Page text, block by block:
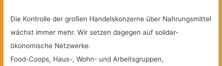
Die Kontrolle der großen Handelskonzerne über Nahrungsmittel
wächst immer mehr. Wir setzen dagegen auf solidar-
ökonomische Netzwerke.
Food-Coops, Haus-, Wohn- und Arbeitsgruppen,